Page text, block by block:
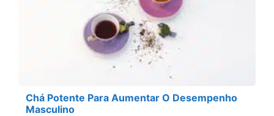
Chá Potente Para Aumentar O Desempenho
Masculino